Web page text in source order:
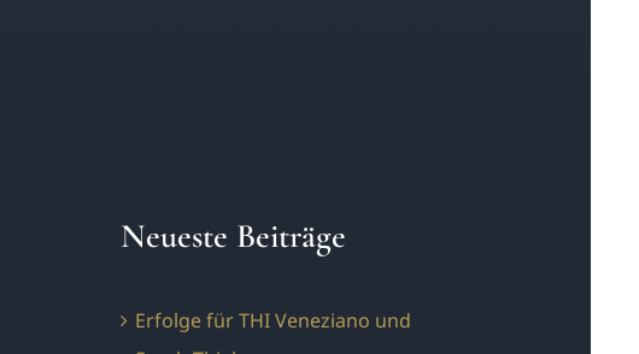
Neueste Beiträge
Erfolge für THI Veneziano und